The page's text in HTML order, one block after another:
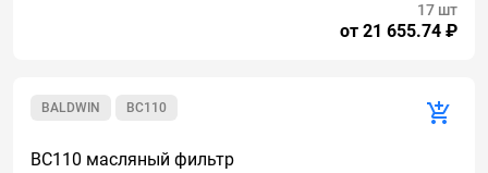
от 21 655.74 ₽
17 шт
BC110
BALDWIN
BC110 масляный фильтр